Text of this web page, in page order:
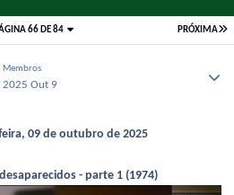
PRÓXIMA
66 DE 84
Membros
2025Out 9
09 de outubro de 2025
- parte 1 (1974)